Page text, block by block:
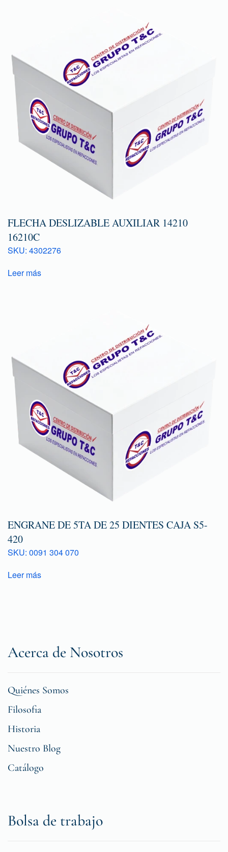
FLECHA DESLIZABLE AUXILIAR 14210
16210C
SKU: 4302276
Leer más
ENGRANE DE 5TA DE 25 DIENTES CAJA S5-
420
SKU: 0091 304 070
Leer más
Acerca de Nosotros
Quiénes Somos
Filosofia
Historia
Nuestro Blog
Catálogo
Bolsa de trabajo